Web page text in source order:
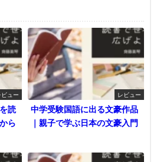
ビュー
読
ら
レビュー
中学受験国語に出る文豪作品
｜親子で学ぶ日本の文豪入門